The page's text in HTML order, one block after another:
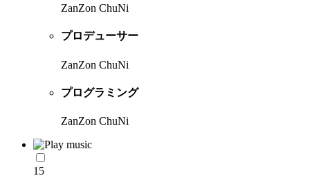
ZanZon ChuNi
プロデューサー
ZanZon ChuNi
プログラミング
ZanZon ChuNi
15